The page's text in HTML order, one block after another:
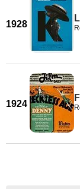
1928
1924